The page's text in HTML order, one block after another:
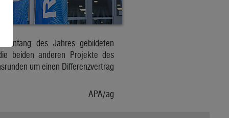
Anfang des Jahres gebildeten
beiden anderen Projekte des
um einen Differenzvertrag
APA/ag